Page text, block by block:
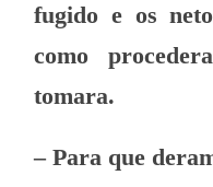
fugido e os
como
tomara.
– Para que